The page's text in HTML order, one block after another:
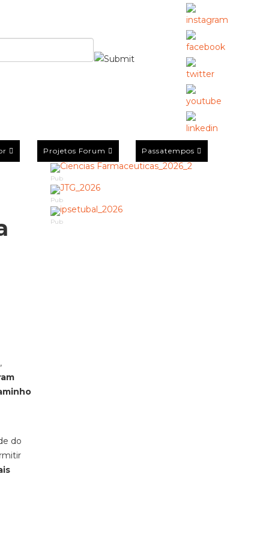
Projetos Forum Passatempos
do
Pub
Pub
Pub